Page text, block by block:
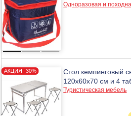
Одноразовая и
Стол кемпинговый
120х60х70 см и 4
Туристическая мебель